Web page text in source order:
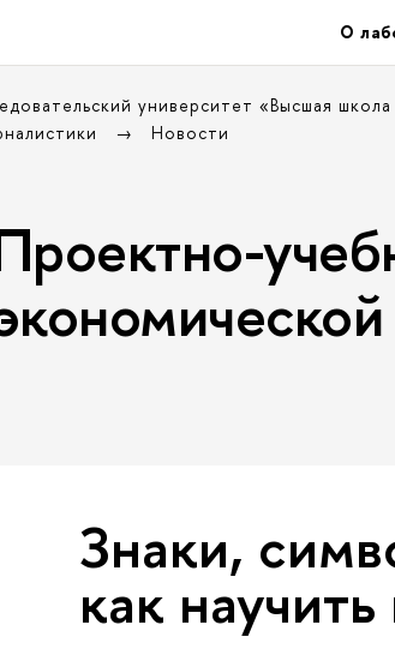
О
университет «Высшая
Новости
Знаки,
как